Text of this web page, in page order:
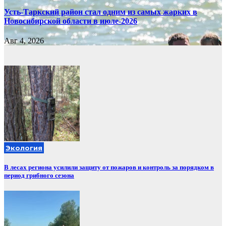
Усть-Таркский район стал одним из самых жарких в
Новосибирской области в июле-2026
Авг 4, 2026
Экология
В лесах региона усилили защиту от пожаров и контроль за порядком в
период грибного сезона